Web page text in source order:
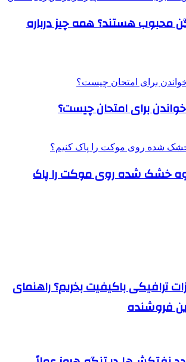
محبوب هستند؟ همه چیز درباره
برای امتحان چیست؟
خشک شده روی موکت را پاک
ترافیکی باکیفیت بخریم؟ راهنمای
فروشنده